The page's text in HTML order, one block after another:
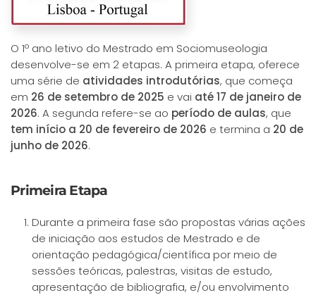
O 1º ano letivo do Mestrado em Sociomuseologia
desenvolve-se em 2 etapas. A primeira etapa, oferece
uma série de atividades introdutórias, que começa
em 26 de setembro de 2025 e vai até 17 de janeiro de
2026. A segunda refere-se ao período de aulas, que
tem início a 20 de fevereiro de 2026 e termina a 20 de
junho de 2026.
Primeira Etapa
Durante a primeira fase são propostas várias ações
de iniciação aos estudos de Mestrado e de
orientação pedagógica/científica por meio de
sessões teóricas, palestras, visitas de estudo,
apresentação de bibliografia, e/ou envolvimento